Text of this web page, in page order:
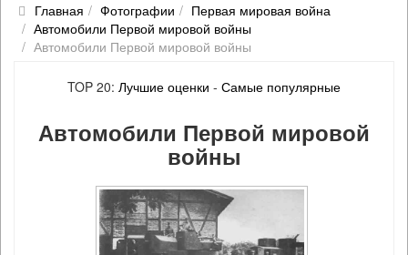
Главная Фотографии
Первая мировая война
Автомобили Первой мировой войны
Автомобили Первой мировой войны
TOP 20: Лучшие оценки - Самые популярные
Автомобили Первой мировой
войны